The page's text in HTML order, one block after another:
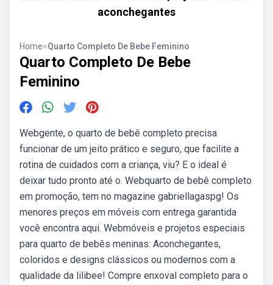
aconchegantes
Home>Quarto Completo De Bebe Feminino
Quarto Completo De Bebe
Feminino
Webgente, o quarto de bebê completo precisa
funcionar de um jeito prático e seguro, que facilite a
rotina de cuidados com a criança, viu? E o ideal é
deixar tudo pronto até o. Webquarto de bebê completo
em promoção, tem no magazine gabriellagaspg! Os
menores preços em móveis com entrega garantida
você encontra aqui. Webmóveis e projetos especiais
para quarto de bebês meninas: Aconchegantes,
coloridos e designs clássicos ou modernos com a
qualidade da lilibee! Compre enxoval completo para o